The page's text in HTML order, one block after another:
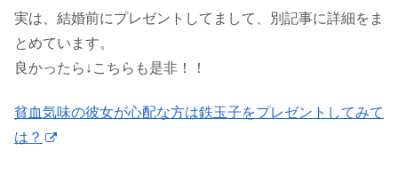
実は、結婚前にプレゼントしてまして、別記事に詳細をま
とめています。
良かったら↓こちらも是非！！
貧血気味の彼女が心配な方は鉄玉子をプレゼントしてみて
は？